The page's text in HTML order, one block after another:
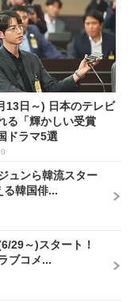
13日～) 日本のテレビ
る「輝かしい受賞
ドラマ5選
ュンら韓流スター
る韓国俳...
29～)スタート！
ブコメ...